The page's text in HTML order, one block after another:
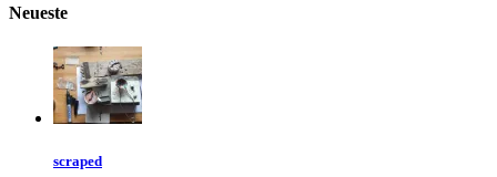
Neueste
scraped